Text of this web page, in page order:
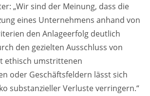
„Wir sind der Meinung, dass die
eines Unternehmens anhand von
den Anlageerfolg deutlich
den gezielten Ausschluss von
ethisch umstrittenen
oder Geschäftsfeldern lässt sich
substanzieller Verluste verringern.“